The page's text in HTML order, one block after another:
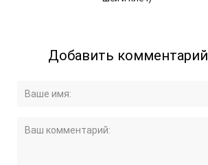
Добавить комментарий